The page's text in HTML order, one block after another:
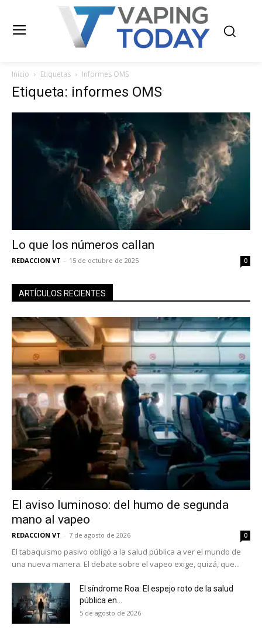
Inicio Etiquetas Informes OMS
Etiqueta: informes OMS
Lo que los números callan
REDACCION VT - 15 de octubre de 2025 0
ARTÍCULOS RECIENTES
El aviso luminoso: del humo de segunda
mano al vapeo
REDACCION VT - 7 de agosto de 2026 0
El tabaquismo pasivo obligó a la salud pública a ver el mundo de
una nueva manera. El debate sobre el vapeo exige, quizá, que...
El síndrome Roa: El espejo roto de la salud
pública en...
5 de agosto de 2026